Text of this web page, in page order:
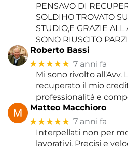
PENSAVO DI
SOLDIHO TROVATO
STUDIO,E GRAZIE ALL
SONO RIUSCITO
Roberto Bassi
★★★★★ 7 anni fa
Mi sono rivolto all'Avv.
recuperato il mio
professionalità e
Matteo Macchioro
★★★★★ 7 anni fa
Interpellati non per
lavorativi. Precisi e